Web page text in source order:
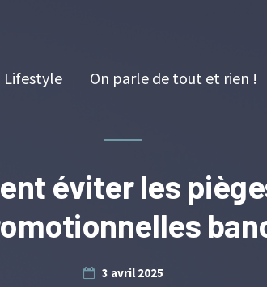
Lifestyle On parle de tout et rien !
éviter les
3 avril 2025